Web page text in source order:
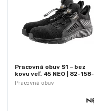
Pracovná obuv
Pracovná obuv S1 – bez
kovu veľ. 45 NEO | 82-158-
45